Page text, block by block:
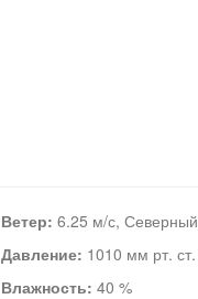
Ветер: 6.25 м/с, Северный
Давление: 1010 мм рт. ст.
Влажность: 40 %